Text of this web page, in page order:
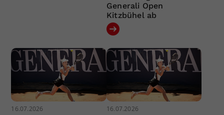
Generali Open
Kitzbühel ab
16.07.2026 16.07.2026